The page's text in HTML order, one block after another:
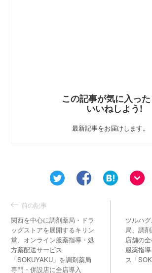
この記事が気に入っ
いいねしよう!
最新記事をお届けします。
前の記事
関西を中心に調剤薬局・ドラ
ッグストアを展開するキリン
堂、オンライン服薬指導・処
方薬配送サービス
「SOKUYAKU」を調剤薬局
専門・併設店に全店導入
ツルハ
局、調
店舗の
服薬指
ス「